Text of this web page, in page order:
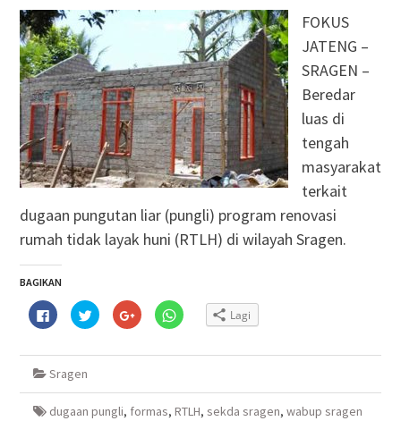
FOKUS
JATENG –
SRAGEN –
Beredar
luas di
tengah
masyarakat
terkait
dugaan pungutan liar (pungli) program renovasi
rumah tidak layak huni (RTLH) di wilayah Sragen.
BAGIKAN
Klik
untuk
membagikan
Facebook(Membuka
jendela
baru)
Klik
untuk
berbagi
Twitter(Membuka
baru)
Klik
untuk
berbagi
Google+
yang
baru)
Klik
untuk
WhatsApp(Membuka
baru)
Lagi
Sragen
dugaan pungli, formas, RTLH, sekda sragen, wabup sragen